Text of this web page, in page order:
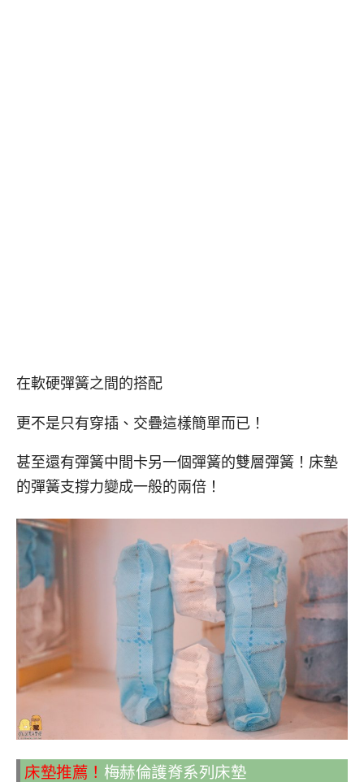
在軟硬彈簧之間的搭配
更不是只有穿插、交疊這樣簡單而已！
甚至還有彈簧中間卡另一個彈簧的雙層彈簧！床墊
的彈簧支撐力變成一般的兩倍！
床墊推薦！ 梅赫倫護脊系列床墊